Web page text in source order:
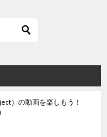
）の動画を楽しもう！